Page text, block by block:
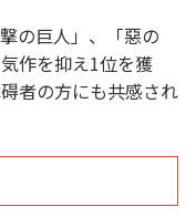
の巨人」、「惡の
作を抑え1位を獲
者の方にも共感され